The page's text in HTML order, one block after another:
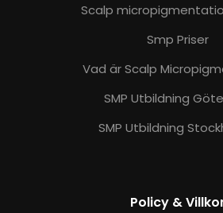
Scalp
Smp Priser
Vad är Scalp
SMP Utbildning
SMP Utbildning
Policy &